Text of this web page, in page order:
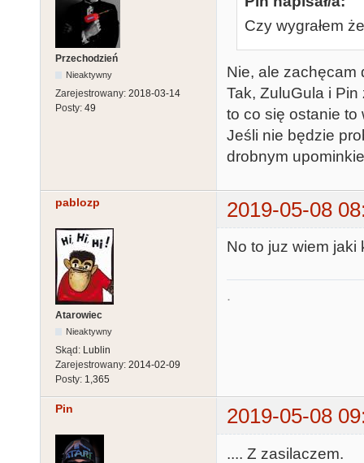
Przechodzień
Nieaktywny
Zarejestrowany: 2018-03-14
Posty: 49
Czy wygrałem
Nie, ale zachęcam
Tak, ZuluGula i
to co się ostanie to
Jeśli nie będzie
drobnym
pablozp 2019-05-08
Atarowiec
Nieaktywny
Skąd: Lublin
Zarejestrowany: 2014-02-09
Posty: 1,365
No to juz wiem jaki
.
Pin 2019-05-08
.... Z zasilaczem.